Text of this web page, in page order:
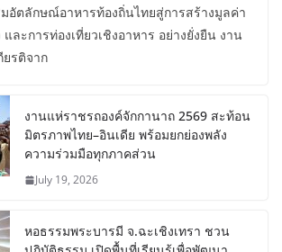
อัตลักษณ์อาหารท้องถิ่นไทยสู่การสร้างมูลค่า
และการท่องเที่ยวเชิงอาหาร อย่างยั่งยืน งาน
ยรติจาก
งานแห่ราชรถองค์จักกานาถ 2569 สะท้อน
มิตรภาพไทย–อินเดีย พร้อมยกย่องพลัง
ความร่วมมือทุกภาคส่วน
July 19, 2026
หอธรรมพระบารมี จ.ฉะเชิงเทรา ชวน